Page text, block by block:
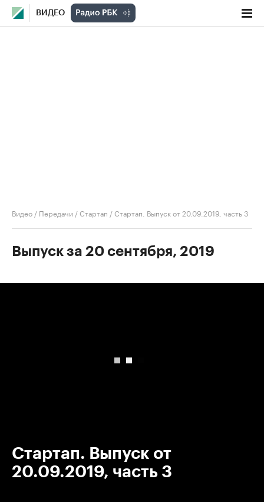
ВИДЕО
Видео / Передачи /Стартап /Стартап. Выпуск от 20.09.2019, часть 3
Выпуск за 20 сентября, 2019
Стартап. Выпуск от
20.09.2019, часть 3